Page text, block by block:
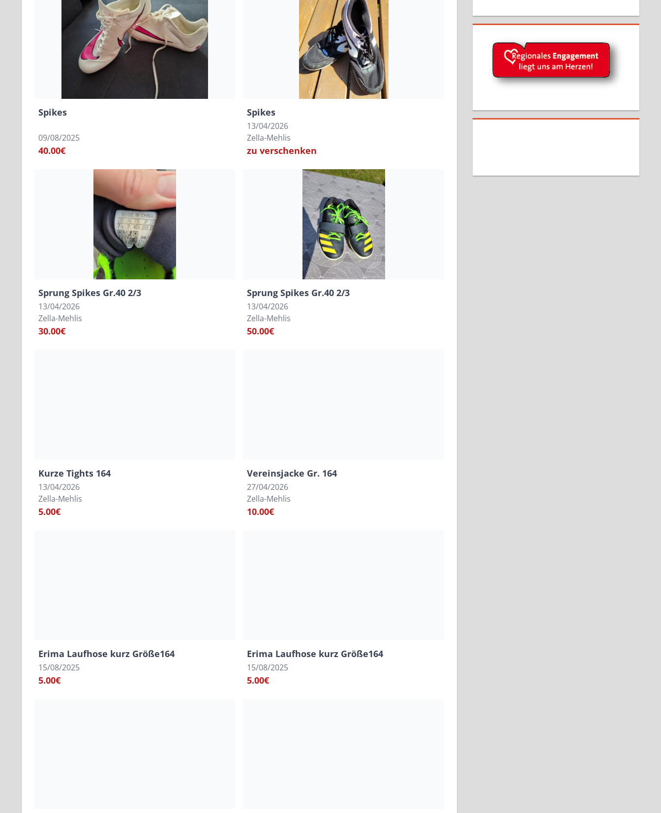
Spikes
09/08/2025
40.00€
Spikes
13/04/2026
Zella-Mehlis
zu verschenken
Sprung Spikes Gr.40 2/3
13/04/2026
Zella-Mehlis
30.00€
Sprung Spikes Gr.40 2/3
13/04/2026
Zella-Mehlis
50.00€
Kurze Tights 164
13/04/2026
Zella-Mehlis
5.00€
Vereinsjacke Gr. 164
27/04/2026
Zella-Mehlis
10.00€
Erima Laufhose kurz Größe164
15/08/2025
5.00€
Erima Laufhose kurz Größe164
15/08/2025
5.00€